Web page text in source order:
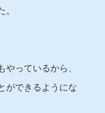
っているから、
ができるようにな